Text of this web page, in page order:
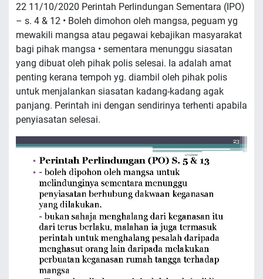
22 11/10/2020 Perintah Perlindungan Sementara (IPO)
– s. 4 & 12 • Boleh dimohon oleh mangsa, peguam yg
mewakili mangsa atau pegawai kebajikan masyarakat
bagi pihak mangsa • sementara menunggu siasatan
yang dibuat oleh pihak polis selesai. Ia adalah amat
penting kerana tempoh yg. diambil oleh pihak polis
untuk menjalankan siasatan kadang-kadang agak
panjang. Perintah ini dengan sendirinya terhenti apabila
penyiasatan selesai.